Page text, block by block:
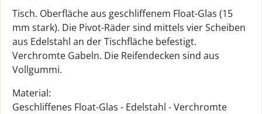
Tisch. Oberfläche aus geschliffenem Float-Glas (15
mm stark). Die Pivot-Räder sind mittels vier Scheiben
aus Edelstahl an der Tischfläche befestigt.
Verchromte Gabeln. Die Reifendecken sind aus
Vollgummi.
Material:
Geschliffenes Float-Glas - Edelstahl - Verchromte